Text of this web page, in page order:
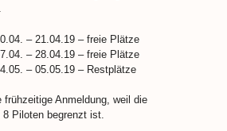
– 21.04.19 – freie Plätze
– 28.04.19 – freie Plätze
– 05.05.19 – Restplätze
frühzeitige Anmeldung, weil die
8 Piloten begrenzt ist.